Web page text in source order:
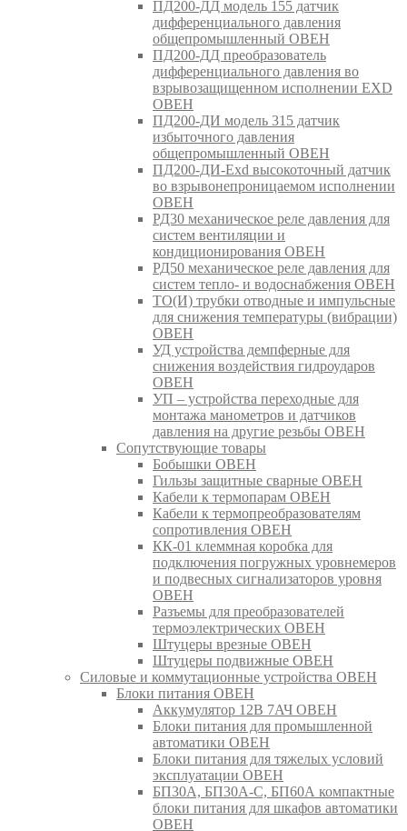
ПД200-ДД модель 155 датчик
дифференциального давления
общепромышленный ОВЕН
ПД200-ДД преобразователь
дифференциального давления во
взрывозащищенном исполнении EXD
ОВЕН
ПД200-ДИ модель 315 датчик
избыточного давления
общепромышленный ОВЕН
ПД200-ДИ-Exd высокоточный датчик
во взрывонепроницаемом исполнении
ОВЕН
РД30 механическое реле давления для
систем вентиляции и
кондиционирования ОВЕН
РД50 механическое реле давления для
систем тепло- и водоснабжения ОВЕН
ТО(И) трубки отводные и импульсные
для снижения температуры (вибрации)
ОВЕН
УД устройства демпферные для
снижения воздействия гидроударов
ОВЕН
УП – устройства переходные для
монтажа манометров и датчиков
давления на другие резьбы ОВЕН
Сопутствующие товары
Бобышки ОВЕН
Гильзы защитные сварные ОВЕН
Кабели к термопарам ОВЕН
Кабели к термопреобразователям
сопротивления ОВЕН
КК-01 клеммная коробка для
подключения погружных уровнемеров
и подвесных сигнализаторов уровня
ОВЕН
Разъемы для преобразователей
термоэлектрических ОВЕН
Штуцеры врезные ОВЕН
Штуцеры подвижные ОВЕН
Силовые и коммутационные устройства ОВЕН
Блоки питания ОВЕН
Аккумулятор 12В 7АЧ ОВЕН
Блоки питания для промышленной
автоматики ОВЕН
Блоки питания для тяжелых условий
эксплуатации ОВЕН
БП30А, БП30А-С, БП60А компактные
блоки питания для шкафов автоматики
ОВЕН